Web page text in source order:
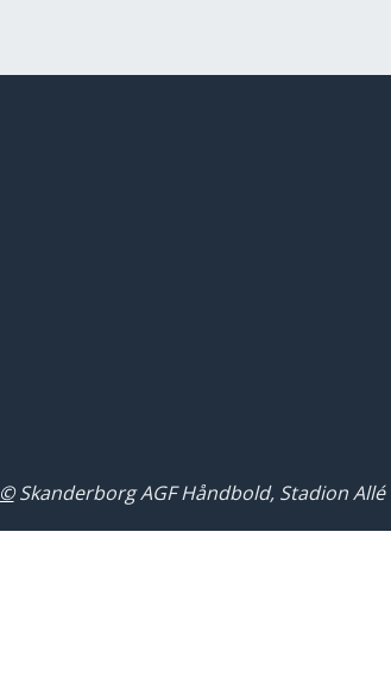
©Skanderborg AGF Håndbold, Stadion Allé